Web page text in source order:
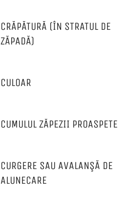
CRĂPĂTURĂ (ÎN STRATUL DE
ZĂPADĂ)
CULOAR
CUMULUL ZĂPEZII PROASPETE
CURGERE SAU AVALANŞĂ DE
ALUNECARE